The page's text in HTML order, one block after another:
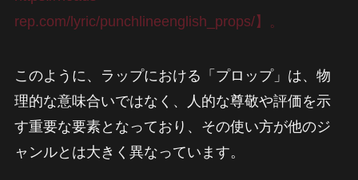
rep.com/lyric/punchlineenglish_props/】。
このように、ラップにおける「プロップ」は、物
理的な意味合いではなく、人的な尊敬や評価を示
す重要な要素となっており、その使い方が他のジ
ャンルとは大きく異なっています。